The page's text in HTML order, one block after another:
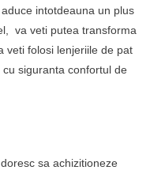
intotdeauna un plus
va veti putea transforma
veti folosi lenjeriile de pat
siguranta confortul de
sa achizitioneze